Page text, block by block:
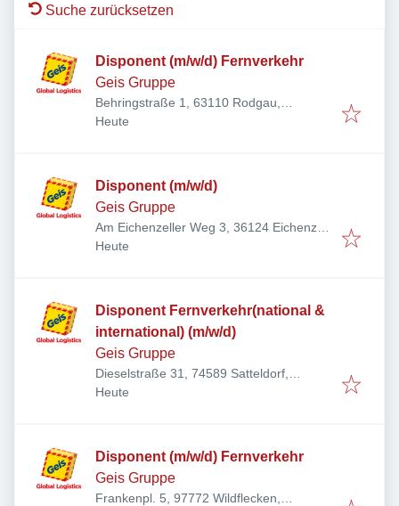
Suche zurücksetzen
Disponent (m/w/d) Fernverkehr
Geis Gruppe
Behringstraße 1, 63110 Rodgau,
Deutschland
Veröffentlicht
Heute
Disponent (m/w/d)
Geis Gruppe
Am Eichenzeller Weg 3, 36124 Eichenzell,
Deutschland
Veröffentlicht
Heute
Disponent Fernverkehr(national &
international) (m/w/d)
Geis Gruppe
Dieselstraße 31, 74589 Satteldorf,
Deutschland
Veröffentlicht
Heute
Disponent (m/w/d) Fernverkehr
Geis Gruppe
Frankenpl. 5, 97772 Wildflecken,